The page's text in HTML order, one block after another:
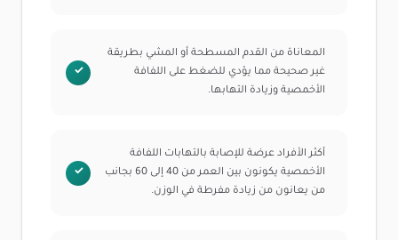
المعاناة من القدم المسطحة أو المشي بطريقة
غير صحيحة مما يؤدي للضغط على اللفافة
الأخمصية وزيادة التهابها.
أكثر الأفراد عرضة للإصابة بالتهابات اللفافة
الأخمصية يكونون بين العمر من 40 إلى 60 بجانب
من يعانون من زيادة مفرطة في الوزن.